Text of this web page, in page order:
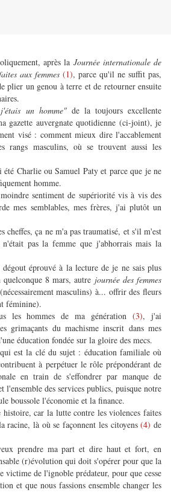
après la Journée internationale de
aux femmes (1), parce qu'il ne suffit pas,
plier un genou à terre et de retourner ensuite
un homme"de la toujours excellente
gazette auvergnate quotidienne (ci-joint), je
visé : comment mieux dire l'accablement
rangs masculins, où se trouvent aussi les
Charlie ou Samuel Paty et parce que je ne
homme.
sentiment de supériorité vis à vis des
mes semblables, mes frères, j'ai plutôt un
cheffes, ça ne m'a pas traumatisé, et s'il m'est
pas la femme que j'abhorrais mais la
dégout éprouvé à la lecture de je ne sais plus
8 mars, autre journée des femmes
(nécessairement masculins) à... offrir des fleurs
féminine).
les hommes de ma génération(3), j'ai
grimaçants du machisme inscrit dans mes
éducation fondée sur la gloire des mecs.
est la clé du sujet : éducation familiale où
à perpétuer le rôle prépondérant de
en train de s'effondrer par manque de
l'ensemble des services publics, puisque notre
boussole l'économie et la finance.
histoire, car la lutte contre les violences faites
racine, là où se façonnent les citoyens(4)de
prendre ma part et dire haut et fort, en
(r)évolution qui doit s'opérer pour que la
victime de l'ignoble prédateur, pour que cesse
et que nous fassions ensemble changer les